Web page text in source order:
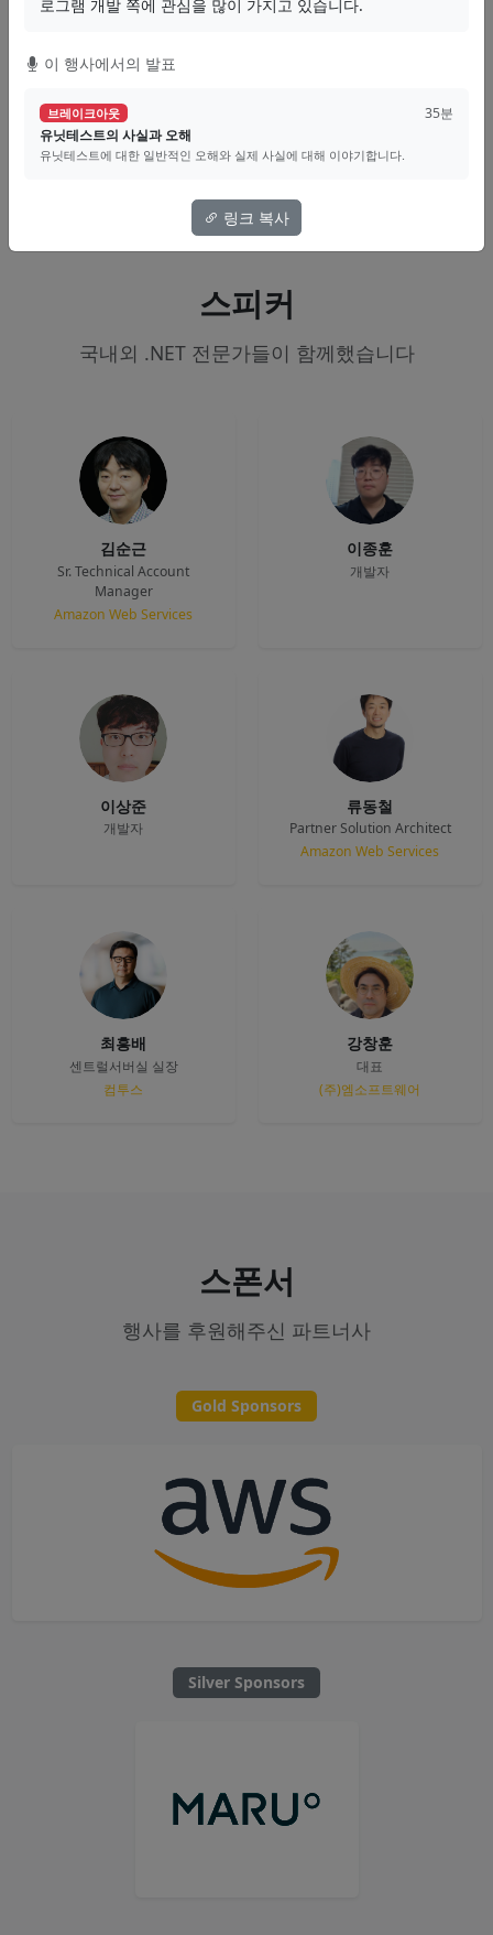
강창훈
SignalR Distributed
영상
스피커
국내외 .NET 전문가들이 함께했습니다
김순근
Sr. Technical Account
Manager
Amazon Web Services
이종훈
개발자
이상준
개발자
류동철
Partner Solution Architect
Amazon Web Services
최흥배
센트럴서버실 실장
컴투스
강창훈
대표
(주)엠소프트웨어
로그램 개발 쪽에 관심을 많이 가지고 있습니다.
이 행사에서의 발표
브레이크아웃
35분
유닛테스트의 사실과 오해
유닛테스트에 대한 일반적인 오해와 실제 사실에 대해 이야기합니다.
링크 복사
스폰서
행사를 후원해주신 파트너사
Gold Sponsors
Silver Sponsors